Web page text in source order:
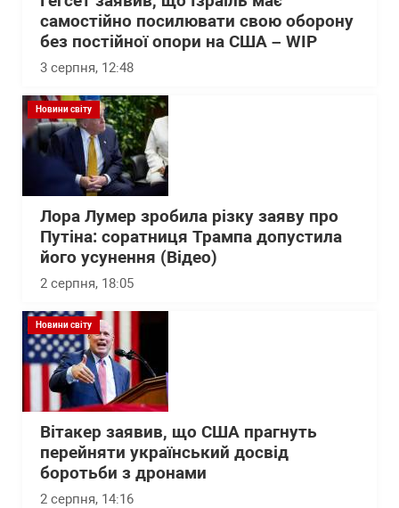
самостійно посилювати свою оборону
без постійної опори на США – WІP
3 серпня, 12:48
Новини світу
Лора Лумер зробила різку заяву про
Путіна: соратниця Трампа допустила
його усунення (Відео)
2 серпня, 18:05
Новини світу
Вітакер заявив, що США прагнуть
перейняти український досвід
боротьби з дронами
2 серпня, 14:16